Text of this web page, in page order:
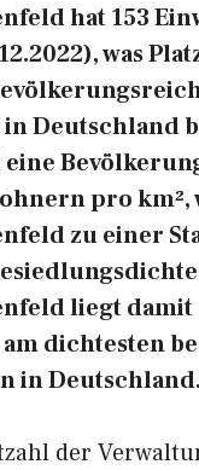
hat 153
was
Deutschland
pro km²,
zu einer
liegt damit
am dichtesten
in Deutschland.
der